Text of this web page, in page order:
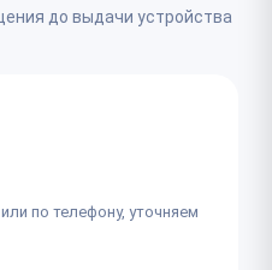
до выдачи устройства
по телефону, уточняем